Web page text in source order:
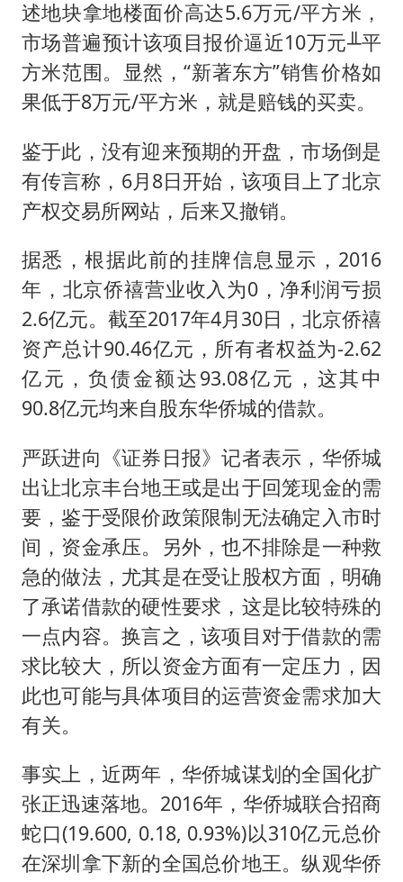
述地块拿地楼面价高达5.6万元/平方米，
市场普遍预计该项目报价逼近10万元╨平
方米范围。显然，“新著东方”销售价格如
果低于8万元/平方米，就是赔钱的买卖。
鉴于此，没有迎来预期的开盘，市场倒是
有传言称，6月8日开始，该项目上了北京
产权交易所网站，后来又撤销。
据悉，根据此前的挂牌信息显示，2016
年，北京侨禧营业收入为0，净利润亏损
2.6亿元。截至2017年4月30日，北京侨禧
资产总计90.46亿元，所有者权益为-2.62
亿元，负债金额达93.08亿元，这其中
90.8亿元均来自股东华侨城的借款。
严跃进向《证券日报》记者表示，华侨城
出让北京丰台地王或是出于回笼现金的需
要，鉴于受限价政策限制无法确定入市时
间，资金承压。另外，也不排除是一种救
急的做法，尤其是在受让股权方面，明确
了承诺借款的硬性要求，这是比较特殊的
一点内容。换言之，该项目对于借款的需
求比较大，所以资金方面有一定压力，因
此也可能与具体项目的运营资金需求加大
有关。
事实上，近两年，华侨城谋划的全国化扩
张正迅速落地。2016年，华侨城联合招商
蛇口(19.600, 0.18, 0.93%)以310亿元总价
在深圳拿下新的全国总价地王。纵观华侨